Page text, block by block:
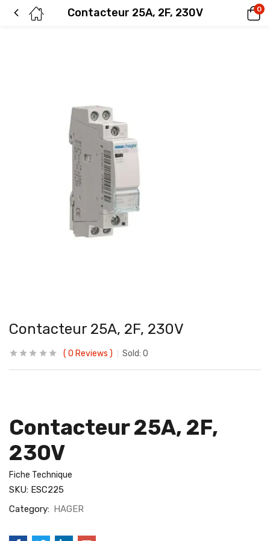
Contacteur 25A, 2F, 230V 0
Contacteur 25A, 2F, 230V
0 Reviews Sold: 0
Contacteur 25A, 2F,
230V
Fiche Technique
SKU: ESC225
Category: HAGER